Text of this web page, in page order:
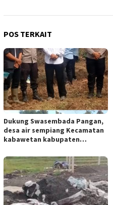
POS TERKAIT
Dukung Swasembada Pangan,
desa air sempiang Kecamatan
kabawetan kabupaten
28 mei 2025